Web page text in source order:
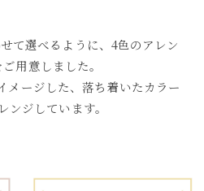
て選べるように、4色のアレン
用意しました。
メージした、落ち着いたカラー
ンジしています。